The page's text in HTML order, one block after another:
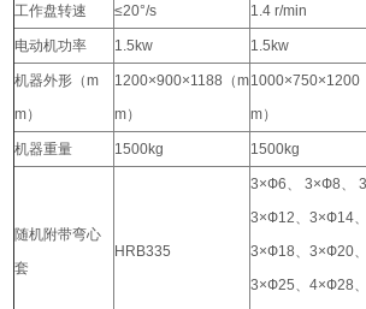
工作盘转速 ≤20°/s 1.4 r/min
电动机功率 1.5kw 1.5kw
机器外形（m
m）
1200×900×1188 （m
m）
1000×750×1200
m）
机器重量 1500kg 1500kg
随机附带弯心
套
HRB335
3×Ф6、 3×Ф8、
3×Ф12、3×Ф14
3×Ф18、3×Ф20
3×Ф25、4×Ф28